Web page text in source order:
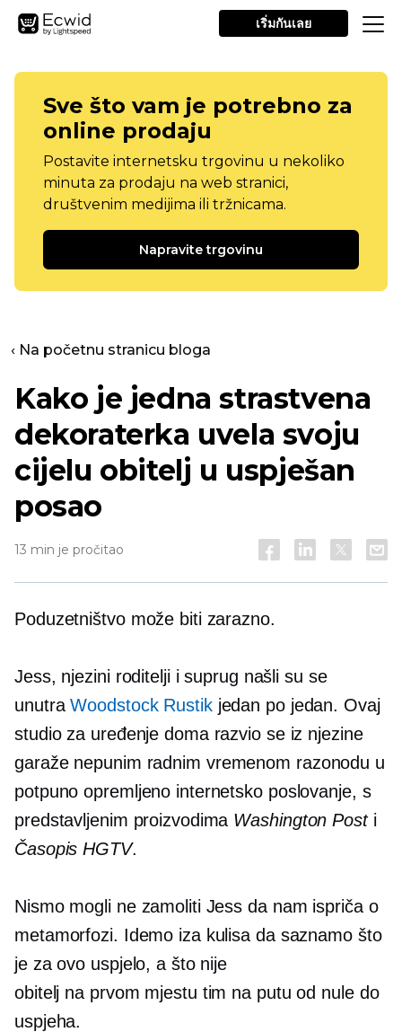
เริ่มกันเลย
Sve što vam je potrebno za
online prodaju
Postavite internetsku trgovinu u nekoliko
minuta za prodaju na web stranici,
društvenim medijima ili tržnicama.
Napravite trgovinu
‹ Na početnu stranicu bloga
Kako je jedna strastvena
dekoraterka uvela svoju
cijelu obitelj u uspješan
posao
13 min je pročitao
Poduzetništvo može biti zarazno.
Jess, njezini roditelji i suprug našli su se
unutraWoodstock Rustikjedan po jedan. Ovaj
studio za uređenje doma razvio se iz njezine
garaže nepunim radnim vremenom razonodu u
potpuno opremljeno internetsko poslovanje, s
predstavljenim proizvodima Washington Posti
Časopis HGTV.
Nismo mogli ne zamoliti Jess da nam ispriča o
metamorfozi. Idemo iza kulisa da saznamo što
je za ovo uspjelo, a što nije
obitelj na prvom mjestu tim na putu od nule do
uspjeha.